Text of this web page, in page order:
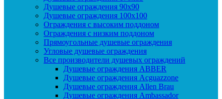
Душевые ограждения 90x90
Душевые ограждения 100x100
Ограждения с высоким поддоном
Ограждения с низким поддоном
Прямоугольные душевые ограждения
Угловые душевые ограждения
Все производители душевых ограждений
Душевые ограждения ABBER
Душевые ограждения Acguazzone
Душевые ограждения Allen Brau
Душевые ограждения Ambassador